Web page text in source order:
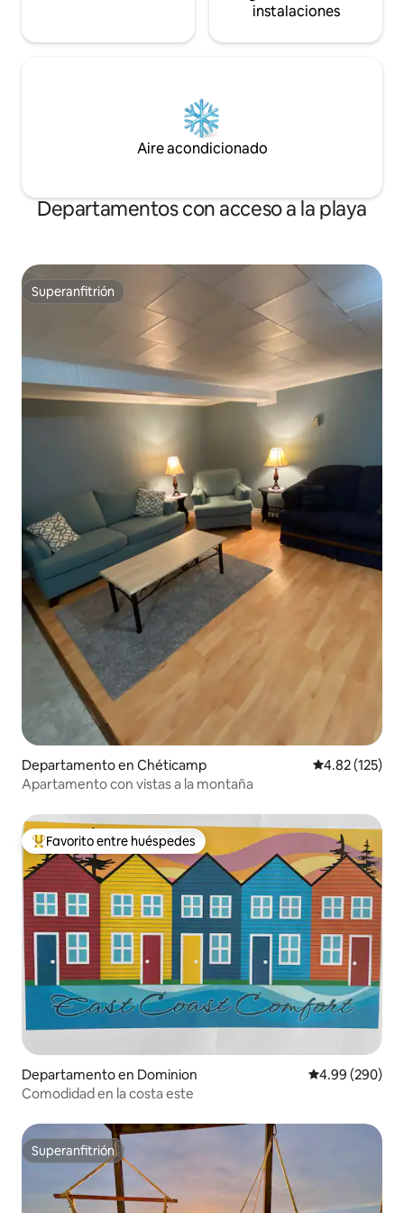
instalaciones
Aire acondicionado
Departamentos con acceso a la playa
Superanfitrión
Superanfitrión
Departamento en Chéticamp Calificación
4.82 (125)
Apartamento con vistas a la montaña
De los mejores en Favorito entre huéspedes
Favorito entre huéspedes
Departamento en Dominion Calificación
4.99 (290)
Comodidad en la costa este
Superanfitrión
Superanfitrión